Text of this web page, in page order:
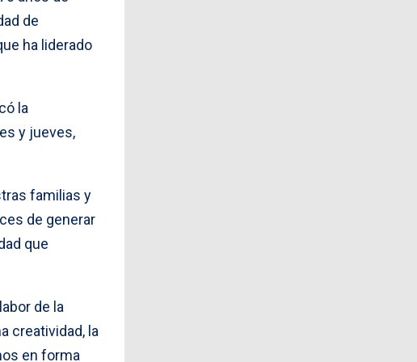
de
ha liderado
la
y jueves,
familias y
de generar
que
de la
creatividad, la
en forma